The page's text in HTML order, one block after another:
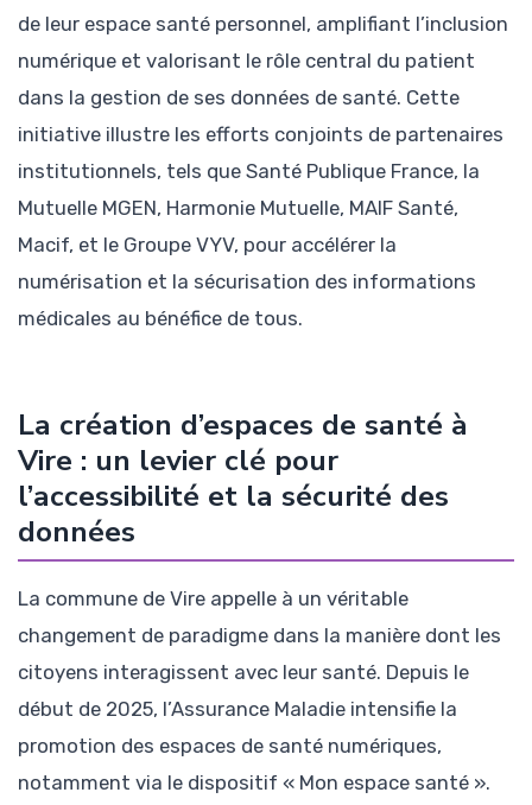
de leur espace santé personnel, amplifiant l’inclusion
numérique et valorisant le rôle central du patient
dans la gestion de ses données de santé. Cette
initiative illustre les efforts conjoints de partenaires
institutionnels, tels que Santé Publique France, la
Mutuelle MGEN, Harmonie Mutuelle, MAIF Santé,
Macif, et le Groupe VYV, pour accélérer la
numérisation et la sécurisation des informations
médicales au bénéfice de tous.
La création d’espaces de santé à
Vire : un levier clé pour
l’accessibilité et la sécurité des
données
La commune de Vire appelle à un véritable
changement de paradigme dans la manière dont les
citoyens interagissent avec leur santé. Depuis le
début de 2025, l’Assurance Maladie intensifie la
promotion des espaces de santé numériques,
notamment via le dispositif « Mon espace santé ».